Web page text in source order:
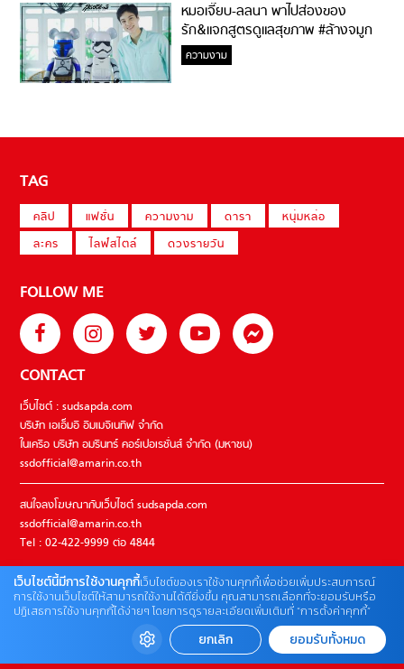
หมอเจี๊ยบ-ลลนา พาไปส่องของ
รัก&แจกสูตรดูแลสุขภาพ #ล้างจมูก
ไม่ยากจะสอนให้
ความงาม
TAG
คลิป แฟชั่น ความงาม ดารา
หนุ่มหล่อ
ละคร
ไลฟ์สไตล์ ดวงรายวัน
FOLLOW ME
CONTACT
เว็บไซต์ : sudsapda.com
บริษัท เอเอ็มอี อิมเมจิเนทีฟ จำกัด
ในเครือ บริษัท อมรินทร์ คอร์เปอเรชั่นส์ จำกัด (มหาชน)
ssdofficial@amarin.co.th
สนใจลงโฆษณากับเว็บไซต์ sudsapda.com
ssdofficial@amarin.co.th
Tel : 02-422-9999 ต่อ 4844
ติดต่อแจ้งปัญหาหรือร้องเรียน
02-422-9999 ต่อ 4180
(จันทร์ – ศุกร์ เวลา 09.00 – 18.00 น)
เว็บไซต์นี้มีการใช้งานคุกกี้เว็บไซต์ของเราใช้งานคุกกี้เพื่อช่วยเพิ่มประสบการณ์
การใช้งานเว็บไซต์ให้สามารถใช้งานได้ดียิ่งขึ้น คุณสามารถเลือกที่จะยอมรับหรือ
ปฏิเสธการใช้งานคุกกี้ได้ง่ายๆ โดยการดูรายละเอียดเพิ่มเติมที่ “การตั้งค่าคุกกี้”
ยกเลิก ยอมรับทั้งหมด